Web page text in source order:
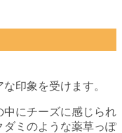
印象を受けます。
にチーズに感じられ
ダミのような薬草っぽ